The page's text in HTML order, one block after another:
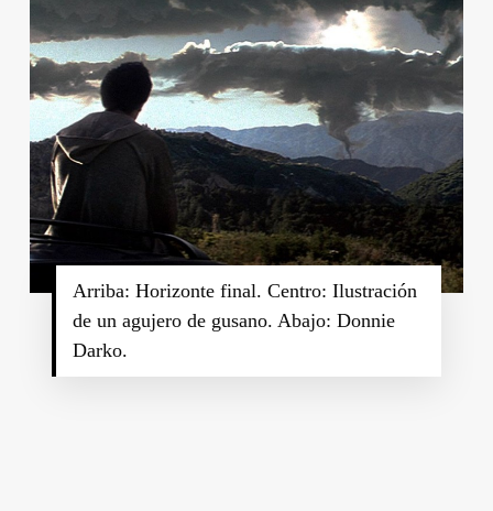
Arriba: Horizonte final. Centro: Ilustración
de un agujero de gusano. Abajo: Donnie
Darko.